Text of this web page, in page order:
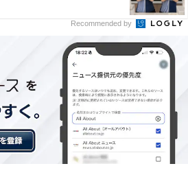
訴えたくもなりますし、それはも
の愛情があってこそ。実際に予習
めるとも思うのですが、大抵は何
できる」ようになっている
もの
Recommended by